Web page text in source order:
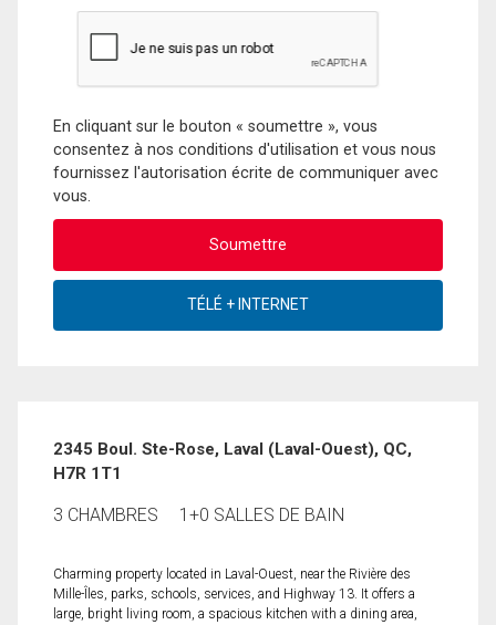
En cliquant sur le bouton « soumettre », vous
consentez à nos conditions d'utilisation et vous nous
fournissez l'autorisation écrite de communiquer avec
vous.
2345 Boul. Ste-Rose, Laval (Laval-Ouest), QC,
H7R 1T1
3 CHAMBRES 1+0 SALLES DE BAIN
Charming property located in Laval-Ouest, near the Rivière des
Mille-Îles, parks, schools, services, and Highway 13. It offers a
large, bright living room, a spacious kitchen with a dining area,